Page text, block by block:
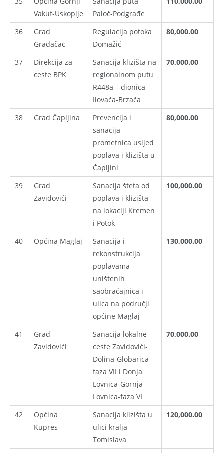
Vakuf-Uskoplje
Paloč-Podgrađe
36
Grad
Gradačac
Regulacija potoka
Domažić
80,000.00
37
Direkcija za
ceste BPK
Sanacija klizišta na
regionalnom putu
R448a – dionica
Ilovača-Brzača
70,000.00
38 Grad Čapljina
Prevencija i
sanacija
prometnica usljed
poplava i klizišta u
Čapljini
80,000.00
39
Grad
Zavidovići
Sanacija šteta od
poplava i klizišta
na lokaciji Kremen
i Potok
100,000.00
40 Općina Maglaj
Sanacija i
rekonstrukcija
poplavama
uništenih
saobraćajnica i
ulica na područji
općine Maglaj
130,000.00
41
Grad
Zavidovići
Sanacija lokalne
ceste Zavidovići-
Dolina-Globarica-
faza VII i Donja
Lovnica-Gornja
Lovnica-faza VI
70,000.00
42
Općina
Kupres
Sanacija klizišta u
ulici kralja
Tomislava
120,000.00